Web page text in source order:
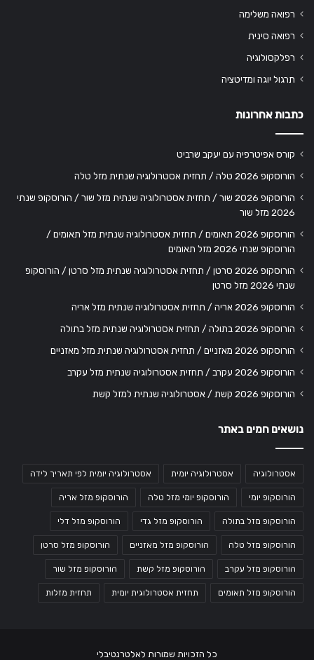
רפואה משלימה
רפואה סינית
רפלקסולוגיה
תרגול יוגה ומדיטציה
כתבות אחרונות
קורס אפיטרפיה עם יעקב שרביט
הורוסקופ 2026 טלה / תחזית אסטרולוגיה שנתית מזל טלה
הורוסקופ 2026 שור / תחזית אסטרולוגיה שנתית מזל שור / הורוסקופ שנתי
2026 מזל שור
הורוסקופ 2026 תאומים / תחזית אסטרולוגיה שנתית מזל תאומים /
הורוסקופ שנתי 2026 מזל תאומים
הורוסקופ 2026 סרטן / תחזית אסטרולוגיה שנתית מזל סרטן / הורוסקופ
שנתי 2026 מזל סרטן
הורוסקופ 2026 אריה / תחזית אסטרולוגיה שנתית מזל אריה
הורוסקופ 2026 בתולה / תחזית אסטרולוגיה שנתית מזל בתולה
הורוסקופ 2026 מאזניים / תחזית אסטרולוגיה שנתית מזל מאזניים
הורוסקופ 2026 עקרב / תחזית אסטרולוגיה שנתית מזל עקרב
הורוסקופ 2026 קשת / אסטרולוגיה שנתית למזל קשת
נושאים חמים באתר
אסטרולוגיה אסטרולוגיה יומית אסטרולוגיה יומית לפי תאריך לידה
הורוסקופ יומי הורוסקופ יומי מזל טלה הורוסקופ מזל אריה
הורוסקופ מזל בתולה הורוסקופ מזל גדי הורוסקופ מזל דלי
הורוסקופ מזל טלה הורוסקופ מזל מאזניים הורוסקופ מזל סרטן
הורוסקופ מזל עקרב הורוסקופ מזל קשת הורוסקופ מזל שור
הורוסקופ מזל תאומים תחזית אסטרולוגית יומית תחזית מזלות
כל הזכויות שמורות לאלטרנטיבלי